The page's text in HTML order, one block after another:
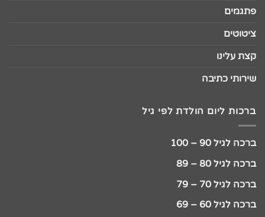
פתגמים
ציטוטים
קצת עלינו
שירותי כתיבה
ברכות ליום הולדת לפי גיל
ברכה לגיל 90 – 100
ברכה לגיל 80 – 89
ברכה לגיל 70 – 79
ברכה לגיל 60 – 69